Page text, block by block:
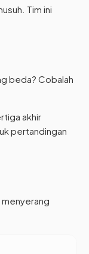
Tim ini
beda? Cobalah
akhir
pertandingan
menyerang